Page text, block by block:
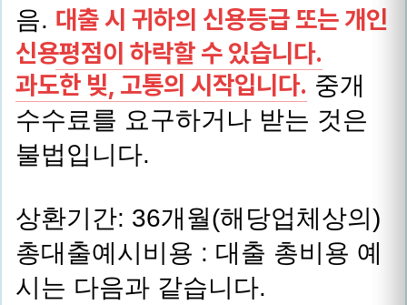
음. 대출 시 귀하의 신용등급 또는 개인
신용평점이 하락할 수 있습니다.
과도한 빚, 고통의 시작입니다. 중개
수수료를 요구하거나 받는 것은
불법입니다.
상환기간: 36개월(해당업체상의)
총대출예시비용 : 대출 총비용 예
시는 다음과 같습니다.